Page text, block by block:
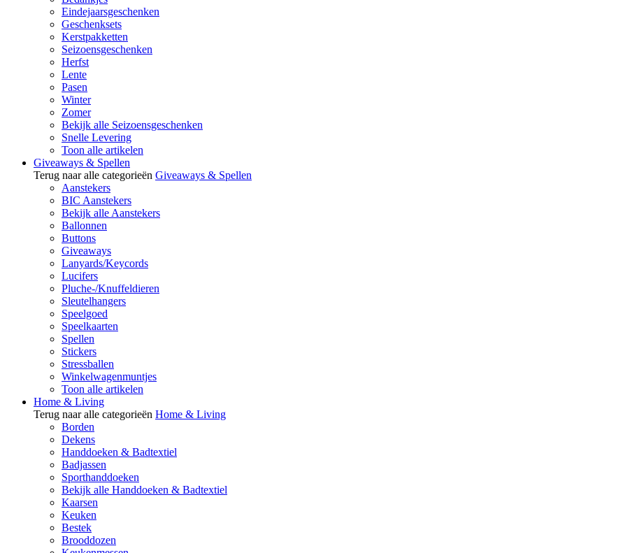
Eindejaarsgeschenken
Geschenksets
Kerstpakketten
Seizoensgeschenken
Herfst
Lente
Pasen
Winter
Zomer
Bekijk alle Seizoensgeschenken
Snelle Levering
Toon alle artikelen
Giveaways & Spellen
Terug naar alle categorieën Giveaways & Spellen
Aanstekers
BIC Aanstekers
Bekijk alle Aanstekers
Ballonnen
Buttons
Giveaways
Lanyards/Keycords
Lucifers
Pluche-/Knuffeldieren
Sleutelhangers
Speelgoed
Speelkaarten
Spellen
Stickers
Stressballen
Winkelwagenmuntjes
Toon alle artikelen
Home & Living
Terug naar alle categorieën Home & Living
Borden
Dekens
Handdoeken & Badtextiel
Badjassen
Sporthanddoeken
Bekijk alle Handdoeken & Badtextiel
Kaarsen
Keuken
Bestek
Brooddozen